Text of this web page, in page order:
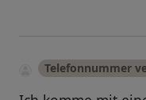
Telefonnummer